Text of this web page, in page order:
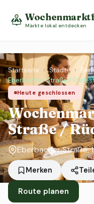
Märkte lokal entdecken
Startseite › Städte ›
Eberbacher Straße /
Heute geschlossen
Straße /
Eberbacher Straße,
Merken
Route planen